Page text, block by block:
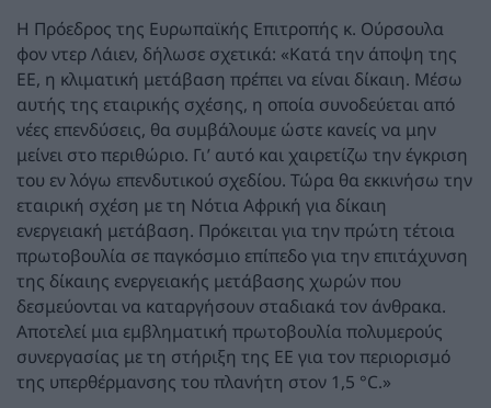
Η Πρόεδρος της Ευρωπαϊκής Επιτροπής κ. Ούρσουλα
φον ντερ Λάιεν, δήλωσε σχετικά: «Κατά την άποψη της
ΕΕ, η κλιματική μετάβαση πρέπει να είναι δίκαιη. Μέσω
αυτής της εταιρικής σχέσης, η οποία συνοδεύεται από
νέες επενδύσεις, θα συμβάλουμε ώστε κανείς να μην
μείνει στο περιθώριο. Γι’ αυτό και χαιρετίζω την έγκριση
του εν λόγω επενδυτικού σχεδίου. Τώρα θα εκκινήσω την
εταιρική σχέση με τη Νότια Αφρική για δίκαιη
ενεργειακή μετάβαση. Πρόκειται για την πρώτη τέτοια
πρωτοβουλία σε παγκόσμιο επίπεδο για την επιτάχυνση
της δίκαιης ενεργειακής μετάβασης χωρών που
δεσμεύονται να καταργήσουν σταδιακά τον άνθρακα.
Αποτελεί μια εμβληματική πρωτοβουλία πολυμερούς
συνεργασίας με τη στήριξη της ΕΕ για τον περιορισμό
της υπερθέρμανσης του πλανήτη στον 1,5 °C.»